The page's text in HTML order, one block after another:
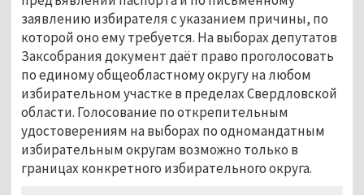
заявлению избирателя с указанием причины, по
которой оно ему требуется. На выборах депутатов
Заксобрания документ даёт право проголосовать
по единому общеобластному округу на любом
избирательном участке в пределах Свердловской
области. Голосование по открепительным
удостоверениям на выборах по одномандатным
избирательным округам возможно только в
границах конкретного избирательного округа.